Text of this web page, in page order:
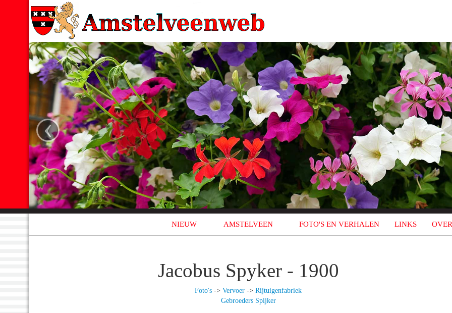
‹
NIEUW AMSTELVEEN FOTO'S EN VERHALEN LINKS
Jacobus Spyker - 1900
Foto's -> Vervoer -> Rijtuigenfabriek
Gebroeders Spijker